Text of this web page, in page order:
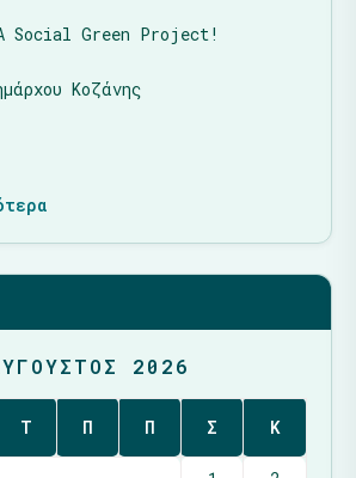
Social Green Project!
Κοζάνης
2026
Τ Π Π Σ Κ